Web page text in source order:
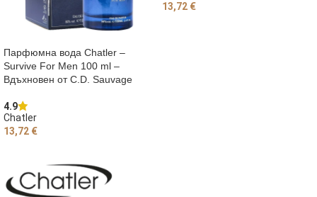
Парфюмна вода Chatler –
Survive For Men 100 ml –
Вдъхновен от C.D. Sauvage
4.9
Chatler
13,72 €
13,72 €